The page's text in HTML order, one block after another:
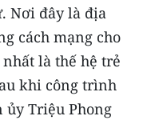
Nơi đây là địa
cách mạng cho
là thế hệ trẻ
khi công trình
ủy Triệu Phong